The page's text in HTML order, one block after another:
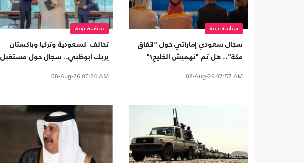
سياسة عربية
سجال سعودي إماراتي حول "اتفاق
مكة".. هل تم "تهميش الخليج؟"
08-Aug-26 07:57 AM
سياسة عربية
تحالف السعودية وتركيا وباكستان
يربك أبوظبي.. سجال حول مستقبل
08-Aug-26 07:24 AM